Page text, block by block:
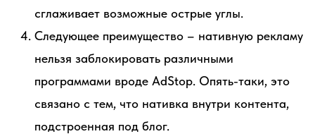
сглаживает возможные острые углы.
Следующее преимущество – нативную рекламу
нельзя заблокировать различными
программами вроде AdStop. Опять-таки, это
связано с тем, что нативка внутри контента,
подстроенная под блог.